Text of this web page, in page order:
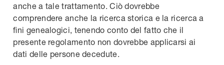
anche a tale trattamento. Ciò dovrebbe
comprendere anche la ricerca storica e la ricerca a
fini genealogici, tenendo conto del fatto che il
presente regolamento non dovrebbe applicarsi ai
dati delle persone decedute.